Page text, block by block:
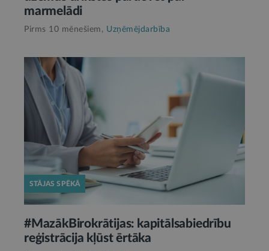
marmelādi
Pirms 10 mēnešiem, Uzņēmējdarbība
STĀJAS SPĒKĀ
#MazākBirokrātijas: kapitālsabiedrību
reģistrācija kļūst ērtāka